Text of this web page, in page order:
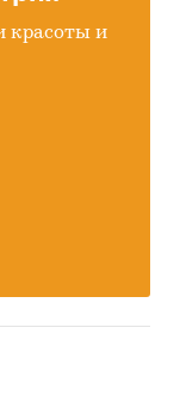
красоты и